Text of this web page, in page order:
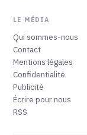
LE MÉDIA
Qui sommes-nous
Contact
Mentions légales
Confidentialité
Publicité
Écrire pour nous
RSS